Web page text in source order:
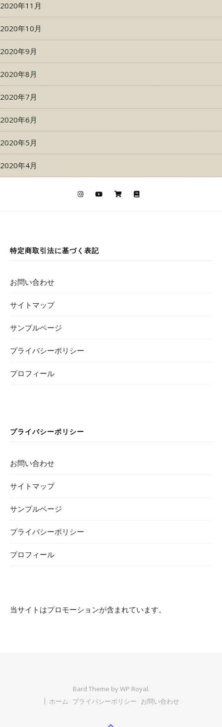
2020年11月
2020年10月
2020年9月
2020年8月
2020年7月
2020年6月
2020年5月
2020年4月
特定商取引法に基づく表記
お問い合わせ
サイトマップ
サンプルページ
プライバシーポリシー
プロフィール
プライバシーポリシー
お問い合わせ
サイトマップ
サンプルページ
プライバシーポリシー
プロフィール
当サイトはプロモーションが含まれています。
Bard Theme byWP Royal.
ホーム プライバシーポリシー お問い合わせ